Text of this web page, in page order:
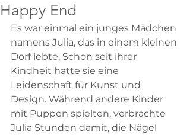
Happy End
Es war einmal ein junges Mädchen
namens Julia, das in einem kleinen
Dorf lebte. Schon seit ihrer
Kindheit hatte sie eine
Leidenschaft für Kunst und
Design. Während andere Kinder
mit Puppen spielten, verbrachte
Julia Stunden damit, die Nägel